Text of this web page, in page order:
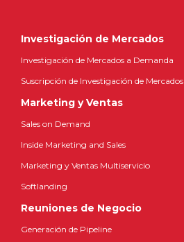
Investigación de Mercados
Investigación de Mercados a Demanda
Suscripción de Investigación de Mercados
Marketing y Ventas
Sales on Demand
Inside Marketing and Sales
Marketing y Ventas Multiservicio
Softlanding
Reuniones de Negocio
Generación de Pipeline